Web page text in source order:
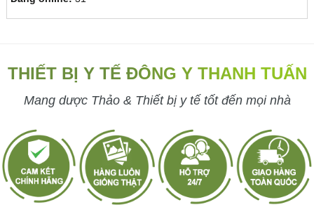
THIẾT BỊ Y TẾ ĐÔNG Y THANH TUẤN
Mang dược Thảo & Thiết bị y tế tốt đến mọi nhà